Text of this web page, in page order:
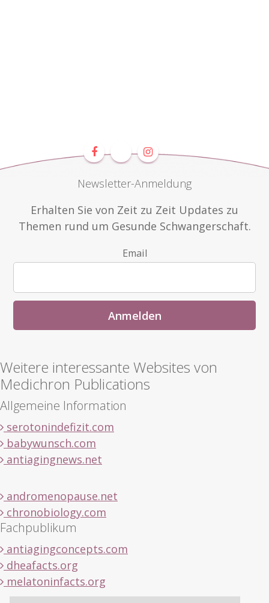
Newsletter-Anmeldung
Erhalten Sie von Zeit zu Zeit Updates zu
Themen rund um Gesunde Schwangerschaft.
Email
Weitere interessante Websites von
Medichron Publications
Allgemeine Information
serotonindefizit.com
babywunsch.com
antiagingnews.net
andromenopause.net
chronobiology.com
Fachpublikum
antiagingconcepts.com
dheafacts.org
melatoninfacts.org